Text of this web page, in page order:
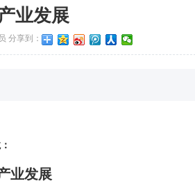
业发展
分享到：
业发展